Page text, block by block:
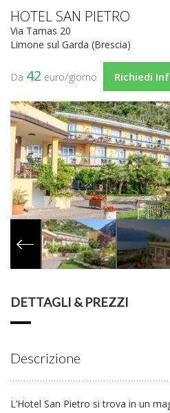
HOTEL SAN PIETRO
Via Tamas 20
Limone sul Garda (Brescia)
Da 42 euro/giorno Richiedi
DETTAGLI & PREZZI
Descrizione
L’Hotel San Pietro si trova in un